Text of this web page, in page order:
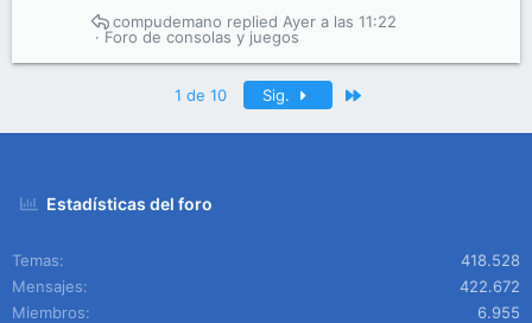
Foro de consolas y juegos
Ayer a las 11:22
compudemano
1 de 10 Sig.
Estadísticas del foro
Temas
418.528
Mensajes
422.672
Miembros
6.955